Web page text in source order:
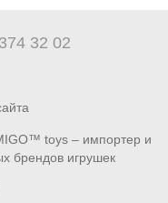
32 02
toys – импортер и
брендов игрушек